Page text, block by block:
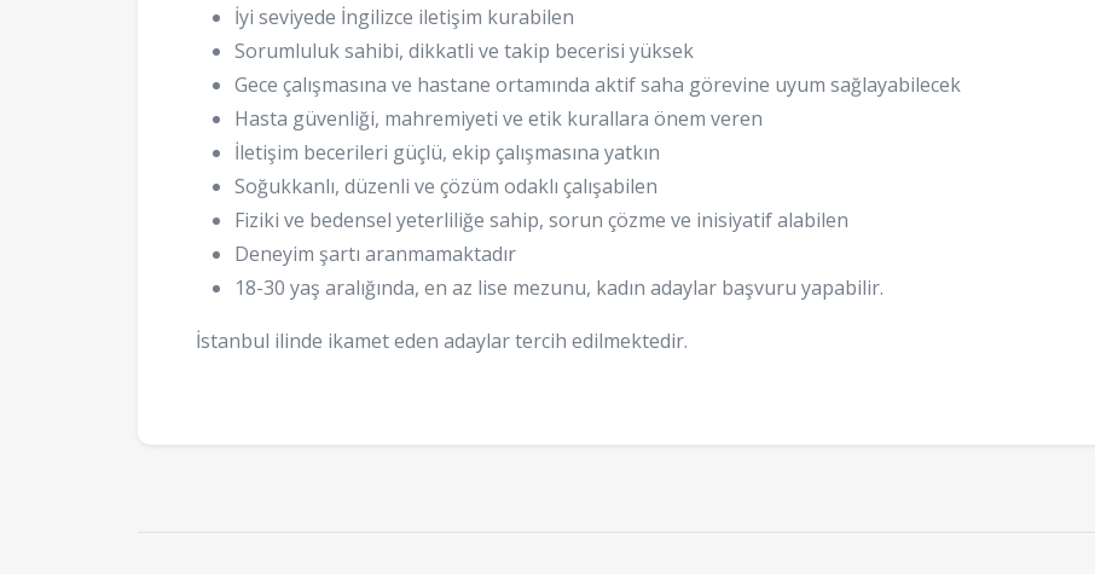
İyi seviyede İngilizce iletişim kurabilen
Sorumluluk sahibi, dikkatli ve takip becerisi yüksek
Gece çalışmasına ve hastane ortamında aktif saha görevine uyum sağlayabilecek
Hasta güvenliği, mahremiyeti ve etik kurallara önem veren
İletişim becerileri güçlü, ekip çalışmasına yatkın
Soğukkanlı, düzenli ve çözüm odaklı çalışabilen
Fiziki ve bedensel yeterliliğe sahip, sorun çözme ve inisiyatif alabilen
Deneyim şartı aranmamaktadır
18-30 yaş aralığında, en az lise mezunu, kadın adaylar başvuru yapabilir.
İstanbul ilinde ikamet eden adaylar tercih edilmektedir.